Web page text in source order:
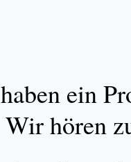
ein
Wir hören